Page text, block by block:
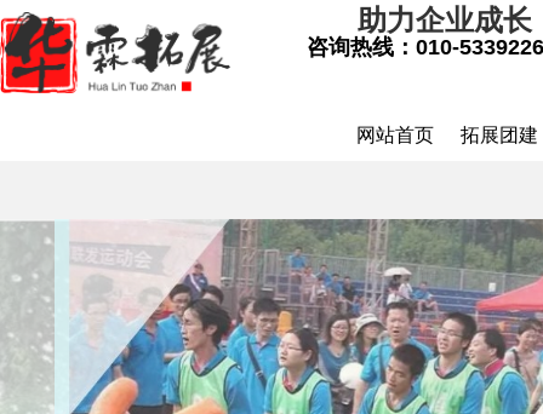
助力企业成
咨询热线： 010-
网站首页 拓展团建